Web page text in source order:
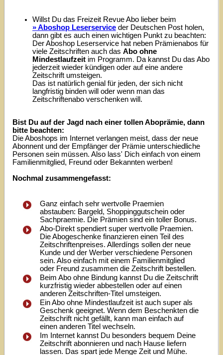
Willst Du das Freizeit Revue Abo lieber beim
» Aboshop Leserservice der Deutschen Post holen,
dann gibt es auch einen wichtigen Punkt zu beachten:
Der Aboshop Leserservice hat neben Prämienabos für
viele Zeitschriften auch das Abo ohne
Mindestlaufzeit im Programm. Da kannst Du das Abo
jederzeit wieder kündigen oder auf eine andere
Zeitschrift umsteigen.
Das ist natürlich genial für jeden, der sich nicht
langfristig binden will oder wenn man das
Zeitschriftenabo verschenken will.
Bist Du auf der Jagd nach einer tollen Aboprämie, dann
bitte beachten:
Die Aboshops im Internet verlangen meist, dass der neue
Abonnent und der Empfänger der Prämie unterschiedliche
Personen sein müssen. Also lass' Dich einfach von einem
Familienmitglied, Freund oder Bekannten werben!
Nochmal zusammengefasst:
Ganz einfach sehr wertvolle Praemien
abstauben: Bargeld, Shoppinggutschein oder
Sachpraemie. Die Prämien sind ein toller Bonus.
Abo-Direkt spendiert super wertvolle Praemien.
Die Abogeschenke finanzieren einen Teil des
Zeitschriftenpreises. Allerdíngs sollen der neue
Kunde und der Werber verschiedene Personen
sein. Also einfach mit einem Familienmitglied
oder Freund zusammen die Zeitschrift bestellen.
Beim Abo ohne Bindung kannst Du die Zeitschrift
kurzfristig wieder abbestellen oder auf einen
anderen Zeitschriften-Titel umsteigen.
Ein Abo ohne Mindestlaufzeit ist auch super als
Geschenk geeignet. Wenn dem Beschenkten die
Zeitschrift nicht gefällt, kann man einfach auf
einen anderen Titel wechseln.
Im Internet kannst Du besonders bequem Deine
Zeitschrift abonnieren und nach Hause liefern
lassen. Das spart jede Menge Zeit und Mühe.